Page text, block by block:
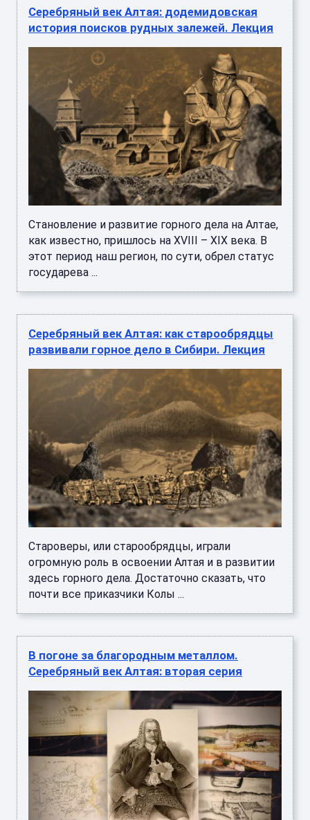
Серебряный век Алтая: додемидовская
история поисков рудных залежей. Лекция
Становление и развитие горного дела на Алтае,
как известно, пришлось на XVIII – XIX века. В
этот период наш регион, по сути, обрел статус
государева ...
Серебряный век Алтая: как старообрядцы
развивали горное дело в Сибири. Лекция
Староверы, или старообрядцы, играли
огромную роль в освоении Алтая и в развитии
здесь горного дела. Достаточно сказать, что
почти все приказчики Колы ...
В погоне за благородным металлом.
Серебряный век Алтая: вторая серия